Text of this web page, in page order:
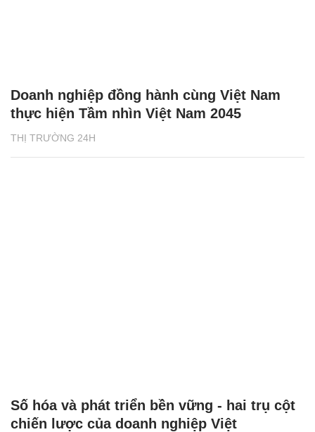
THỊ TRƯỜNG 24H
Doanh nghiệp đồng hành cùng Việt Nam
thực hiện Tầm nhìn Việt Nam 2045
Số hóa và phát triển bền vững - hai trụ cột
chiến lược của doanh nghiệp Việt